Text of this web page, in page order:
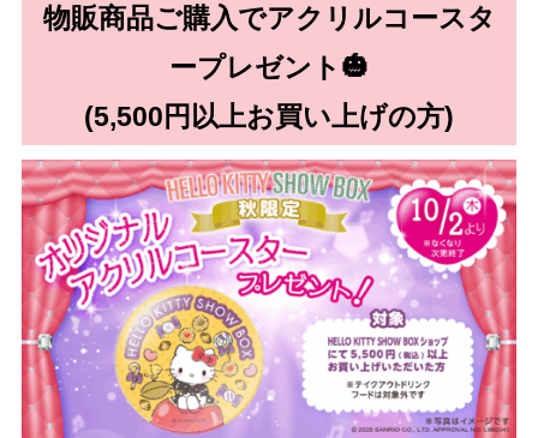
物販商品ご購入でアクリルコースタ
ープレゼント🎃
(5,500円以上お買い上げの方)